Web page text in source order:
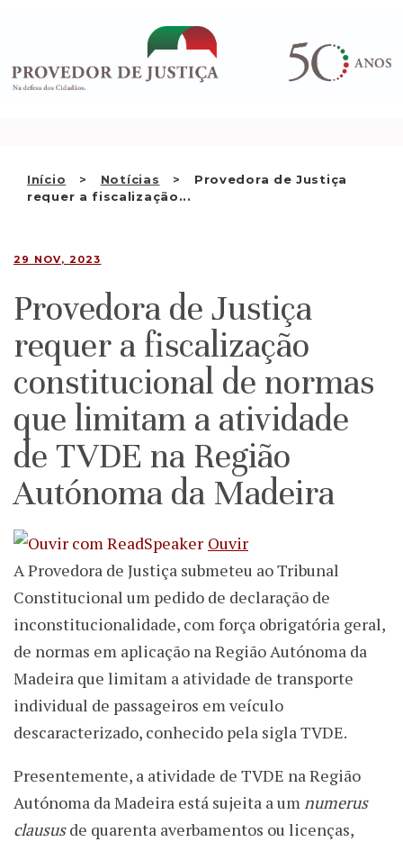
conteúdo
Início Notícias
Provedora de Justiça
requer a fiscalização...
QUEM SOMOS
ATIVIDADE
RELAÇÕES INTERNACIONAIS
PT
29 NOV, 2023
Provedora de Justiça
requer a fiscalização
constitucional de normas
que limitam a atividade
de TVDE na Região
Autónoma da Madeira
Ouvir
A Provedora de Justiça submeteu ao Tribunal
Constitucional um pedido de declaração de
inconstitucionalidade, com força obrigatória geral,
de normas em aplicação na Região Autónoma da
Madeira que limitam a atividade de transporte
individual de passageiros em veículo
descaracterizado, conhecido pela sigla TVDE.
Presentemente, a atividade de TVDE na Região
Autónoma da Madeira está sujeita a umnumerus
claususde quarenta averbamentos ou licenças,